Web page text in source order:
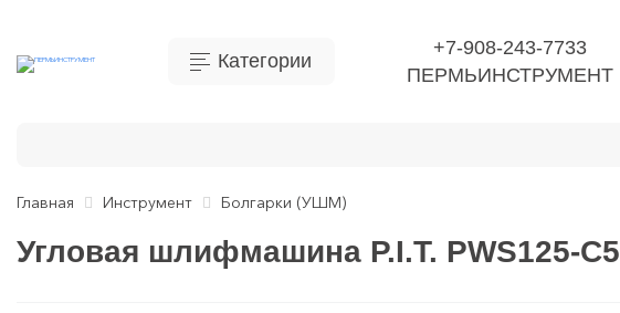
Категории
+7-908-243-7733
ПЕРМЬИНСТРУМЕНТ
Главная Инструмент Болгарки (УШМ)
Угловая шлифмашина P.I.T. PWS125-C5